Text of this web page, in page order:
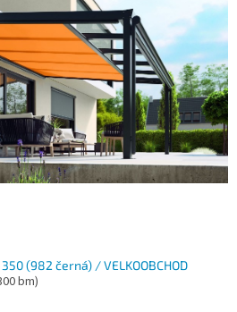
350 (982 černá) / VELKOOBCHOD
bm)